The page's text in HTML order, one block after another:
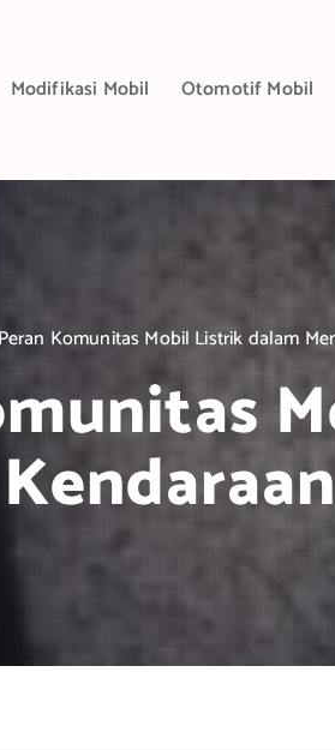
Modifikasi Mobil Otomotif Mobil
Peran Komunitas Mobil Listrik dalam